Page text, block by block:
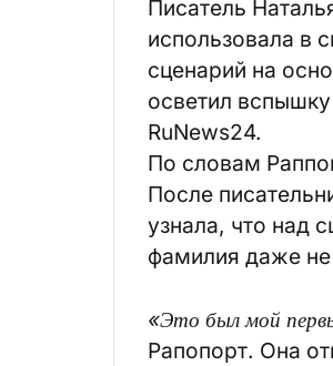
Писатель
использовала в
сценарий на
осветил
RuNews24.
По словам
После
узнала, что над
фамилия даже
«Это был мой
Рапопорт. Она